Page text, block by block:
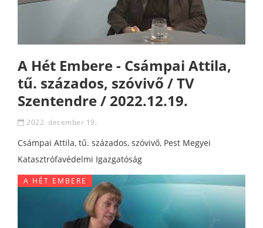
A Hét Embere - Csámpai Attila,
tű. százados, szóvivő / TV
Szentendre / 2022.12.19.
2022. december 19.
Csámpai Attila, tű. százados, szóvivő, Pest Megyei
Katasztrófavédelmi Igazgatóság
A HÉT EMBERE